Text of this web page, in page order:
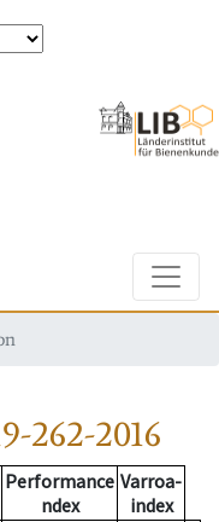
262-2016
Performance
ndex
Varroa-
index